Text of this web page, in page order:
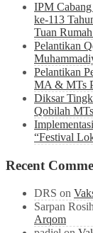
IPM
ke-113
Tuan
Pelantikan
Pelantikan
MA & MTs
Diksar
Qobilah
“Festival
Recent
DRS on
Sarpan
Arqom